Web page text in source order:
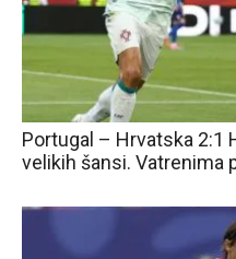
Portugal – Hrvatska 2:1
velikih šansi. Vatrenima